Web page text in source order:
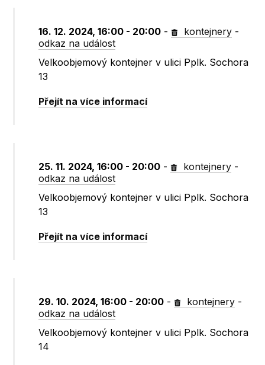
16. 12. 2024, 16:00 - 20:00 - kontejnery -
odkaz na událost
Velkoobjemový kontejner v ulici Pplk. Sochora
13
Přejít na více informací
25. 11. 2024, 16:00 - 20:00 - kontejnery -
odkaz na událost
Velkoobjemový kontejner v ulici Pplk. Sochora
13
Přejít na více informací
29. 10. 2024, 16:00 - 20:00 - kontejnery -
odkaz na událost
Velkoobjemový kontejner v ulici Pplk. Sochora
14